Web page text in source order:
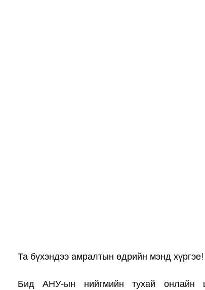
Та бүхэндээ амралтын өдрийн мэнд хүргэе!
Бид АНУ-ын нийгмийн тухай онлайн